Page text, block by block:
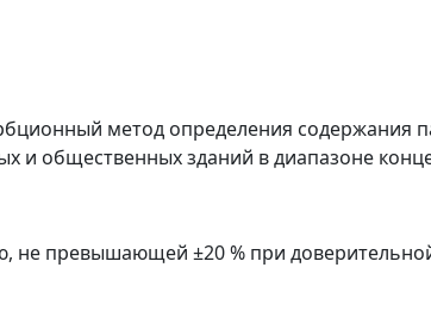
метод определения содержания
общественных зданий в диапазоне
не превышающей ±20 % при